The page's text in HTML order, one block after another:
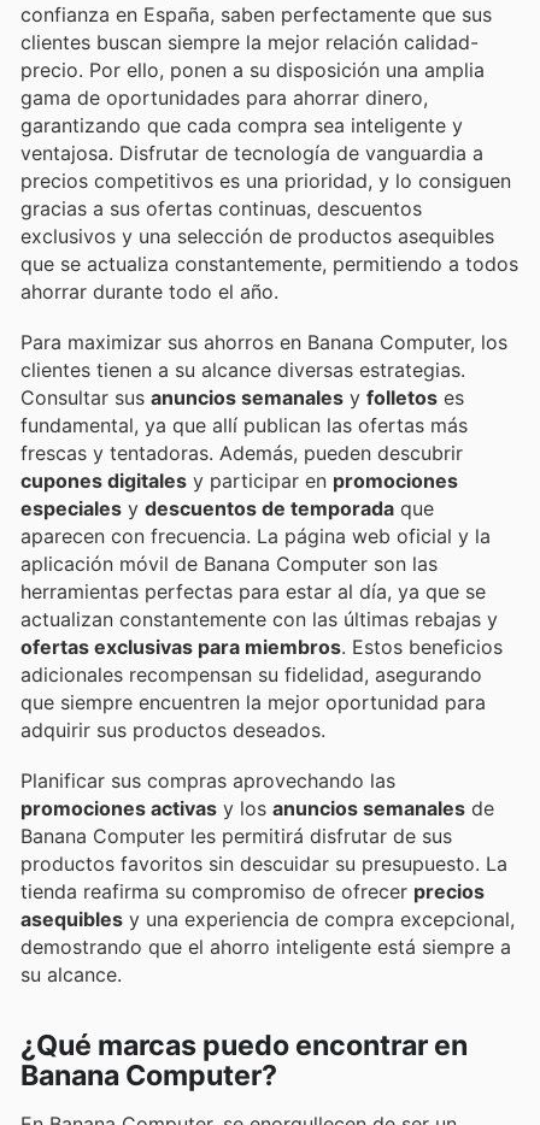
confianza en España, saben perfectamente que sus
clientes buscan siempre la mejor relación calidad-
precio. Por ello, ponen a su disposición una amplia
gama de oportunidades para ahorrar dinero,
garantizando que cada compra sea inteligente y
ventajosa. Disfrutar de tecnología de vanguardia a
precios competitivos es una prioridad, y lo consiguen
gracias a sus ofertas continuas, descuentos
exclusivos y una selección de productos asequibles
que se actualiza constantemente, permitiendo a todos
ahorrar durante todo el año.
Para maximizar sus ahorros en Banana Computer, los
clientes tienen a su alcance diversas estrategias.
Consultar sus anuncios semanales y folletos es
fundamental, ya que allí publican las ofertas más
frescas y tentadoras. Además, pueden descubrir
cupones digitales y participar en promociones
especiales y descuentos de temporada que
aparecen con frecuencia. La página web oficial y la
aplicación móvil de Banana Computer son las
herramientas perfectas para estar al día, ya que se
actualizan constantemente con las últimas rebajas y
ofertas exclusivas para miembros. Estos beneficios
adicionales recompensan su fidelidad, asegurando
que siempre encuentren la mejor oportunidad para
adquirir sus productos deseados.
Planificar sus compras aprovechando las
promociones activas y los anuncios semanales de
Banana Computer les permitirá disfrutar de sus
productos favoritos sin descuidar su presupuesto. La
tienda reafirma su compromiso de ofrecer precios
asequibles y una experiencia de compra excepcional,
demostrando que el ahorro inteligente está siempre a
su alcance.
¿Qué marcas puedo encontrar en
Banana Computer?